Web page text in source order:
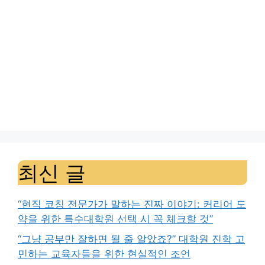
최신 글
“현직 코칭 전문가가 말하는 진짜 이야기: 커리어 도
약을 위한 특수대학원 선택 시 꼭 체크할 것”
“그냥 공부만 잘하면 될 줄 알았죠?” 대학원 진학 고
민하는 교육자들을 위한 현실적인 조언